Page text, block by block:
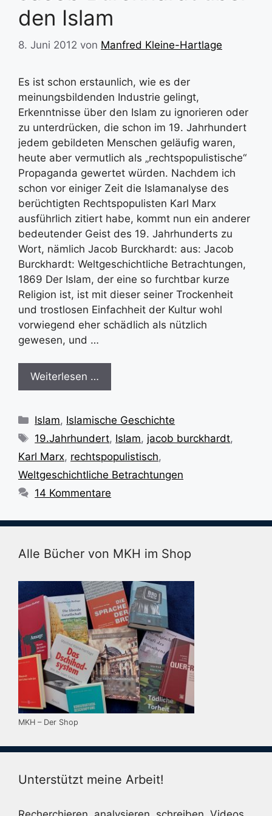
den Islam
8. Juni 2012 von Manfred Kleine-Hartlage
Es ist schon erstaunlich, wie es der
meinungsbildenden Industrie gelingt,
Erkenntnisse über den Islam zu ignorieren oder
zu unterdrücken, die schon im 19. Jahrhundert
jedem gebildeten Menschen geläufig waren,
heute aber vermutlich als „rechtspopulistische“
Propaganda gewertet würden. Nachdem ich
schon vor einiger Zeit die Islamanalyse des
berüchtigten Rechtspopulisten Karl Marx
ausführlich zitiert habe, kommt nun ein anderer
bedeutender Geist des 19. Jahrhunderts zu
Wort, nämlich Jacob Burckhardt: aus: Jacob
Burckhardt: Weltgeschichtliche Betrachtungen,
1869 Der Islam, der eine so furchtbar kurze
Religion ist, ist mit dieser seiner Trockenheit
und trostlosen Einfachheit der Kultur wohl
vorwiegend eher schädlich als nützlich
gewesen, und …
Weiterlesen …
Kategorien
Islam, Islamische Geschichte
Schlagwörter
19.Jahrhundert, Islam, jacob burckhardt,
Karl Marx, rechtspopulistisch,
Weltgeschichtliche Betrachtungen
14 Kommentare
Alle Bücher von MKH im Shop
MKH – Der Shop
Unterstützt meine Arbeit!